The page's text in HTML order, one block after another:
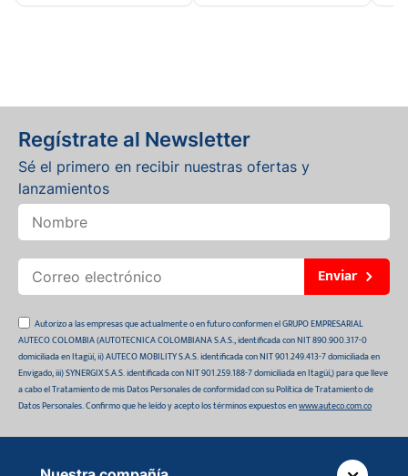
Regístrate al Newsletter
Sé el primero en recibir nuestras ofertas y
lanzamientos
Enviar
Autorizo a las empresas que actualmente o en futuro conformen el GRUPO EMPRESARIAL
AUTECO COLOMBIA (AUTOTECNICA COLOMBIANA S.A.S., identificada con NIT 890.900.317-0
domiciliada en Itagüí, ii) AUTECO MOBILITY S.A.S. identificada con NIT 901.249.413-7 domiciliada en
Envigado, iii) SYNERGIX S.A.S. identificada con NIT 901.259.188-7 domiciliada en Itagüí,) para que lleve
a cabo el Tratamiento de mis Datos Personales de conformidad con su Política de Tratamiento de
Datos Personales. Confirmo que he leído y acepto los términos expuestos enwww.auteco.com.co